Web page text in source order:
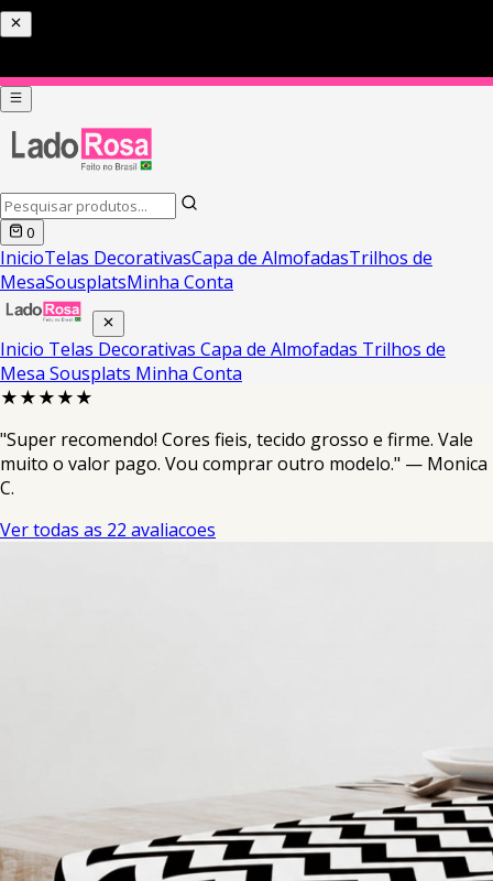
0
InicioTelas DecorativasCapa de AlmofadasTrilhos de
MesaSousplatsMinha Conta
Inicio Telas Decorativas Capa de Almofadas Trilhos de
Mesa Sousplats Minha Conta
★★★★★
"Super recomendo! Cores fieis, tecido grosso e firme. Vale
muito o valor pago. Vou comprar outro modelo." — Monica
C.
Ver todas as 22 avaliacoes